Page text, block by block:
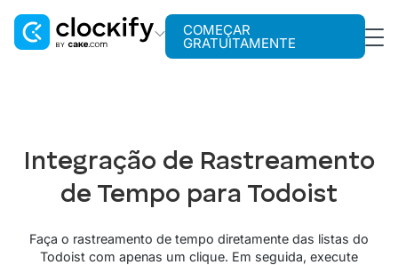
Gerenciamento de projetos
Pumble
COMEÇAR
GRATUITAMENTE
Integração de Rastreamento
de Tempo para Todoist
Faça o rastreamento de tempo diretamente das listas do
Todoist com apenas um clique. Em seguida, execute